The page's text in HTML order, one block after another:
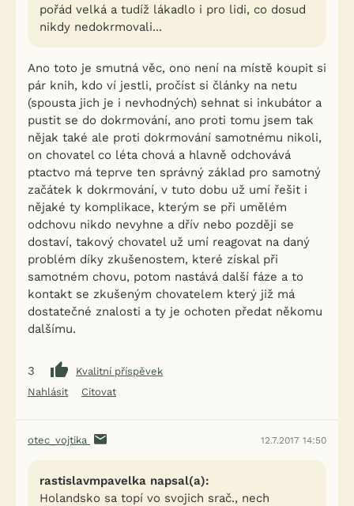
pořád velká a tudíž lákadlo i pro lidi, co dosud
nikdy nedokrmovali...
Ano toto je smutná věc, ono není na místě koupit si
pár knih, kdo ví jestli, pročíst si články na netu
(spousta jich je i nevhodných) sehnat si inkubátor a
pustit se do dokrmování, ano proti tomu jsem tak
nějak také ale proti dokrmování samotnému nikoli,
on chovatel co léta chová a hlavně odchovává
ptactvo má teprve ten správný základ pro samotný
začátek k dokrmování, v tuto dobu už umí řešit i
nějaké ty komplikace, kterým se při umělém
odchovu nikdo nevyhne a dřív nebo později se
dostaví, takový chovatel už umí reagovat na daný
problém díky zkušenostem, které získal při
samotném chovu, potom nastává další fáze a to
kontakt se zkušeným chovatelem který již má
dostatečné znalosti a ty je ochoten předat někomu
dalšímu.
3
Kvalitní příspěvek
Nahlásit
Citovat
otec_vojtika 12.7.2017 14:50
rastislavmpavelka napsal(a):
Holandsko sa topí vo svojich srač., nech